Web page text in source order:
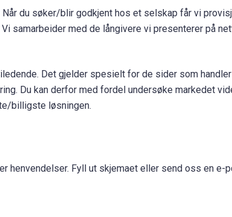
du søker/blir godkjent hos et selskap får vi
samarbeider med de långivere vi presenterer på
Det gjelder spesielt for de sider som
Du kan derfor med fordel undersøke markedet
billigste løsningen.
henvendelser. Fyll ut skjemaet eller send oss en e-